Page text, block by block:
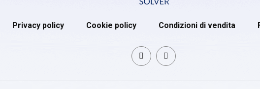
Privacy policy Cookie policy Condizioni di vendita